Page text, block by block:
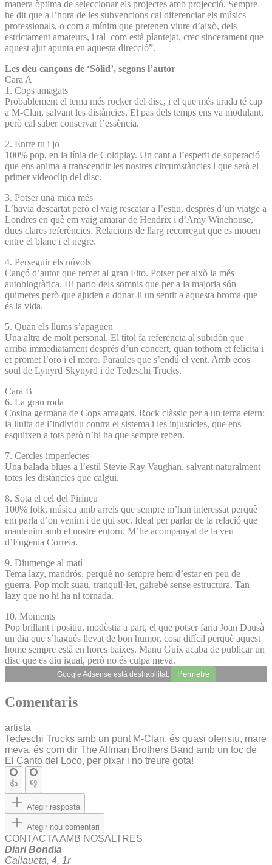
manera òptima de seleccionar els projectes amb projecció. Sempre
he dit que a l’hora de les subvencions cal diferenciar els músics
professionals, o com a mínim que pretenen viure d’això, dels
estrictament amateurs, i tal com està plantejat, crec sincerament que
aquest ajut apunta en aquesta direcció”.
Les deu cançons de ‘Sòlid’, segons l’autor
Cara A
1. Cops amagats
Probablement el tema més rocker del disc, i el que més tirada té cap
a M-Clan, salvant les distàncies. El pas dels temps ens va modulant,
però cal saber conservar l’essència.
2. Entre tu i jo
100% pop, en la línia de Coldplay. Un cant a l’esperit de superació
que ens anima a transcendir les nostres circumstàncies i que serà el
primer videoclip del disc.
3. Potser una mica més
L’havia descartat però el vaig rescatar a l’estiu, després d’un viatge a
Londres en què em vaig amarar de Hendrix i d’Amy Winehouse,
dues clares referències. Relacions de llarg recorregut que es mouen
entre el blanc i el negre.
4. Perseguir els núvols
Cançó d’autor que remet al gran Fito. Potser per això la més
autobiogràfica. Hi parlo dels somnis que per a la majoria són
quimeres però que ajuden a donar-li un sentit a aquesta broma que
és la vida.
5. Quan els llums s’apaguen
Una altra de molt personal. El títol fa referència al subidón que
arriba immediatament després d’un concert, quan tothom et felicita i
et promet l’oro i el moro. Paraules que s’endú el vent. Amb ecos
soul de Lynyrd Skynyrd i de Tedeschi Trucks.
Cara B
6. La gran roda
Cosina germana de Cops amagats. Rock clàssic per a un tema etern:
la lluita de l’individu contra el sistema i les injustícies, que ens
esquitxen a tots però n’hi ha que sempre reben.
7. Cercles imperfectes
Una balada blues a l’estil Stevie Ray Vaughan, salvant naturalment
totes les distàncies que calgui.
8. Sota el cel del Pirineu
100% folk, música amb arrels que sempre m’han interessat perquè
em parla d’on venim i de qui soc. Ideal per parlar de la relació que
mantenim amb el nostre entorn. M’he acompanyat de la veu
d’Eugenia Correia.
9. Diumenge al matí
Tema lazy, mandrós, perquè no sempre hem d’estar en peu de
guerra. Pop molt suau, tranquil·let, gairebé sense estructura. Tan
lazy que no hi ha ni tornada.
10. Moments
Pop brillant i positiu, modèstia a part, el que potser faria Joan Dausà
un dia que s’hagués llevat de bon humor, cosa difícil perquè aquest
home sempre està en hores baixes. Manu Guix acaba de publicar un
disc que es diu igual, però no és culpa meva.
Google Adsense està deshabilitat. Permetre
Comentaris
artista
Tedeschi Trucks amb un punt M-Clan, és quasi ofensiu, mare
meva, és com dir The Allman Brothers Band amb un toc de
El Canto del Loco, per pixar i no treure gota!
👍 👎
Afegir resposta
Afegir nou comentari
CONTACTA AMB NOSALTRES
Diari Bondia
Callaueta, 4, 1r